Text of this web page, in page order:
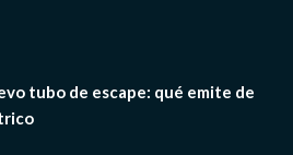
tubo de escape: qué emite de